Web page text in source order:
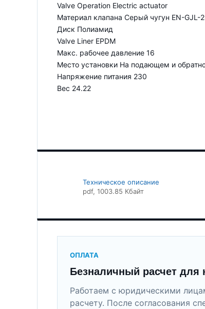
Valve Operation Electric actuator
Материал клапана Серый чугун EN-GJL-
Диск Полиамид
Valve Liner EPDM
Макс. рабочее давление 16
Место установки На подающем и
Напряжение питания 230
Вес 24.22
Техническое описание
pdf, 1003.85 Кбайт
ОПЛАТА
Безналичный расчет для
Работаем с юридическими
расчету. После согласования